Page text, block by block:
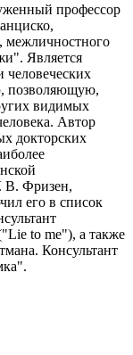
профессор
межличностного
Является
человеческих
позволяющую,
видимых
Автор
докторских
В. Фризен,
его в список
to me"), а также
Консультант